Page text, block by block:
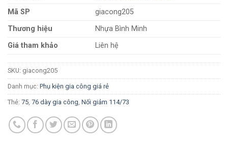
Mã SP
giacong205
Thương hiệu
Nhựa Bình Minh
Giá tham khảo
Liên hệ
SKU: giacong205
Danh mục: Phụ kiện gia công giá rẻ
Thẻ: 75 76 dày gia công Nối giảm 114/73